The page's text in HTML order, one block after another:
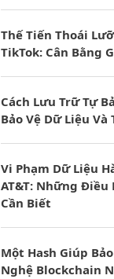
Thế Tiến Thoái
TikTok: Cân Bằng
Cách Lưu Trữ Tự
Bảo Vệ Dữ Liệu Và
Vi Phạm Dữ Liệu
AT&T: Những Điều
Cần Biết
Một Hash Giúp
Nghệ Blockchain